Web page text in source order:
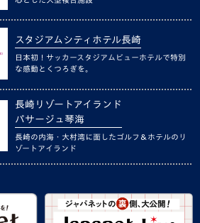
スタジアムシティホテル長崎
日本初！サッカースタジアムビューホテルで特別
な感動とくつろぎを。
長崎リゾートアイランド
パサージュ琴海
長崎の内海・大村湾に面したゴルフ＆ホテルのリ
ゾートアイランド